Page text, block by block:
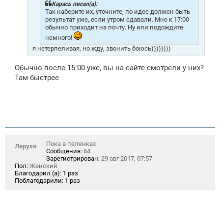
Карась писал(а):
Так наберите их, уточните, по идее должен быть
результат уже, если утром сдавали. Мне к 17:00
обычно приходит на почту. Ну или подождите
немного!
я нетерпеливая, но жду, звонить боюсь))))))))
Обычно после 15:00 уже, вы на сайте смотрели у них?
Там быстрее
Лeрysя
Пока в пеленках
Сообщения: 64
Зарегистрирован: 29 авг 2017, 07:57
Пол: Женский
Благодарил (а): 1 раз
Поблагодарили: 1 раз